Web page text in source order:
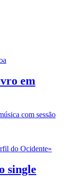
em
com sessão
single